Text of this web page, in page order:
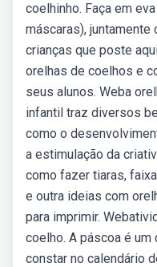
coelhinho. Faça em
máscaras), juntamente
crianças que poste
orelhas de coelhos e
seus alunos. Weba
infantil traz diversos
como o
a estimulação da
como fazer tiaras,
e outra ideias com
para imprimir.
coelho. A páscoa é
constar no calendário